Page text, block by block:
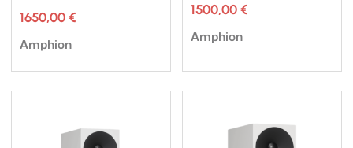
1650,00 €
Tuotemerkki:
Amphion
1500,00 €
Tuotemerkki:
Amphion